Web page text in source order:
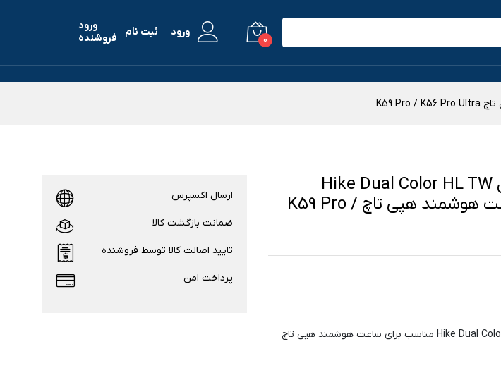
0
ورود ثبت نام
ورود
فروشنده
بند هاپلایت مدل Hike Dual Color HL TW
مناسب برای ساعت هوشمند هپی تاچ K59 Pro /
بند هاپلایت مدل Hike Dual Color HL TW مناسب برای ساعت هوشمند هپی تاچ
ارسال اکسپرس
ضمانت بازگشت کالا
تایید اصالت کالا توسط فروشنده
پرداخت امن